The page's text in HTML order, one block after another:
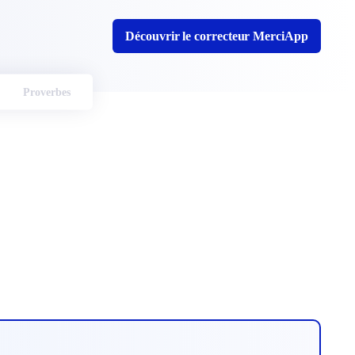
Découvrir le correcteur MerciApp
Proverbes